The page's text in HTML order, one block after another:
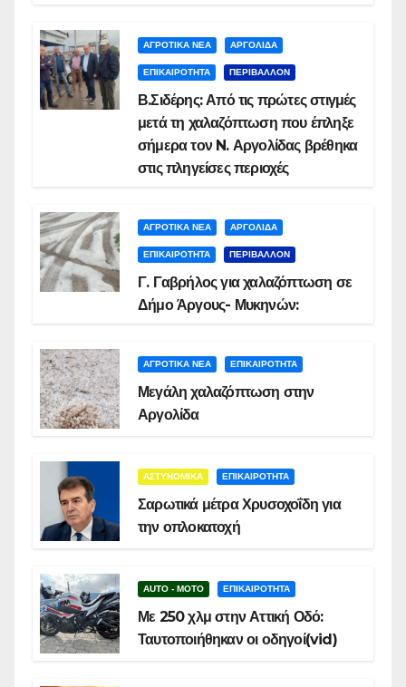
ΑΓΡΟΤΙΚΑ ΝΕΑ ΑΡΓΟΛΙΔΑ
ΕΠΙΚΑΙΡΟΤΗΤΑ ΠΕΡΙΒΑΛΛΟΝ
Β.Σιδέρης: Από τις πρώτες στιγμές
μετά τη χαλαζόπτωση που έπληξε
σήμερα τον N. Αργολίδας βρέθηκα
στις πληγείσες περιοχές
ΑΓΡΟΤΙΚΑ ΝΕΑ ΑΡΓΟΛΙΔΑ
ΕΠΙΚΑΙΡΟΤΗΤΑ ΠΕΡΙΒΑΛΛΟΝ
Γ. Γαβρήλος για χαλαζόπτωση σε
Δήμο Άργους- Μυκηνών:
ΑΓΡΟΤΙΚΑ ΝΕΑ ΕΠΙΚΑΙΡΟΤΗΤΑ
Μεγάλη χαλαζόπτωση στην
Αργολίδα
ΑΣΤΥΝΟΜΙΚΑ ΕΠΙΚΑΙΡΟΤΗΤΑ
Σαρωτικά μέτρα Χρυσοχοΐδη για
την οπλοκατοχή
AUTO - MOTO ΕΠΙΚΑΙΡΟΤΗΤΑ
Με 250 χλμ στην Αττική Οδό:
Ταυτοποιήθηκαν οι οδηγοί(vid)